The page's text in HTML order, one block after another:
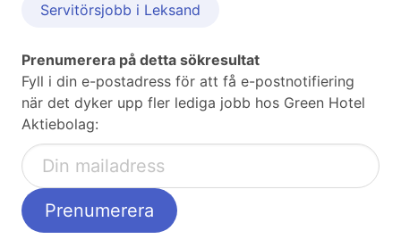
Servitörsjobb i Leksand
Prenumerera på detta sökresultat
Fyll i din e-postadress för att få e-postnotifiering
när det dyker upp fler lediga jobb hos Green Hotel
Aktiebolag: